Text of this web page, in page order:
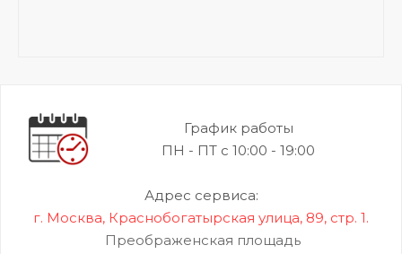
График работы
ПН - ПТ с 10:00 - 19:00
Адрес сервиса:
г. Москва, Краснобогатырская улица, 89, стр. 1.
Преображенская площадь